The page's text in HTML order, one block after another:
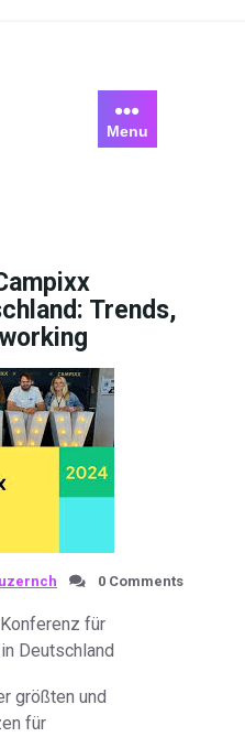
Menu
Trends,
0 Comments
für
Deutschland
größten und
für